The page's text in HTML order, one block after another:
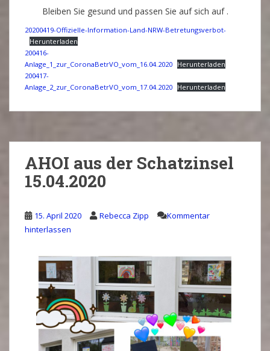
Bleiben Sie gesund und passen Sie auf sich auf .
20200419-Offizielle-Information-Land-NRW-Betretungsverbot-
Herunterladen
200416-
Anlage_1_zur_CoronaBetrVO_vom_16.04.2020 Herunterladen
200417-
Anlage_2_zur_CoronaBetrVO_vom_17.04.2020 Herunterladen
AHOI aus der Schatzinsel
15.04.2020
15. April 2020 Rebecca Zipp
Kommentar
hinterlassen